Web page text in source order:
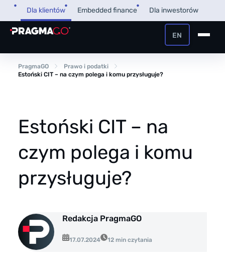
Przejdź
treści
Dla klientów Embedded finance Dla inwestorów
Pożyczka dla firm
Poradnik
Przegląd Pragmatyczny
Opinie klientów
Case study klientów
EN
+48 32 450 02 22
PragmaGO
Prawo i podatki
Estoński CIT – na czym polega i komu przysługuje?
Estoński CIT – na
czym polega i komu
przysługuje?
Redakcja PragmaGO
17.07.2024 12 min czytania